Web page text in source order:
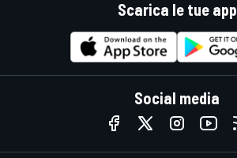
Scarica le tue app
Social media